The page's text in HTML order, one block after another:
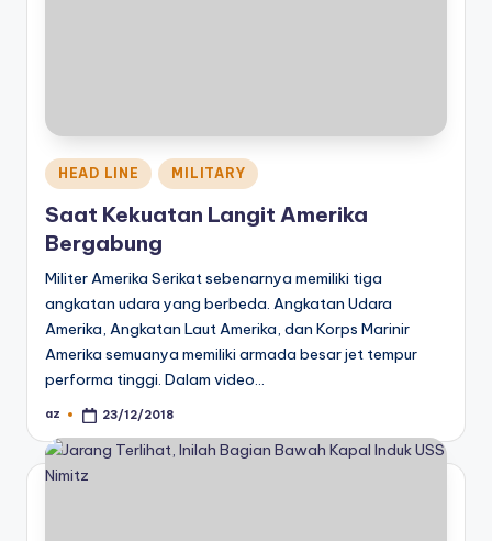
Posted
in
HEAD LINE MILITARY
Saat Kekuatan Langit Amerika
Bergabung
Militer Amerika Serikat sebenarnya memiliki tiga
angkatan udara yang berbeda. Angkatan Udara
Amerika, Angkatan Laut Amerika, dan Korps Marinir
Amerika semuanya memiliki armada besar jet tempur
performa tinggi. Dalam video…
Posted
az 23/12/2018